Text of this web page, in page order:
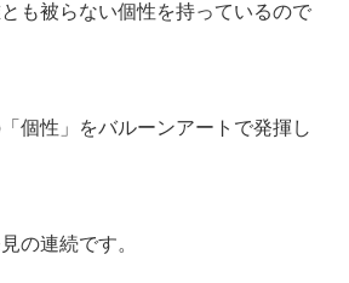
も被らない個性を持っているので
個性」をバルーンアートで発揮し
の連続です。